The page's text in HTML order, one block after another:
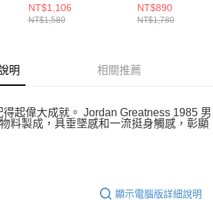
袖上衣 IH9269010
NT$1,106
NT$1,580
袖上衣
NT$890
NT$1,780
明 相關推薦
起偉大成就。 Jordan Greatness 1985 男
料製成，具垂墜感和一流挺身觸感，彰顯
顯示電腦版詳細說明